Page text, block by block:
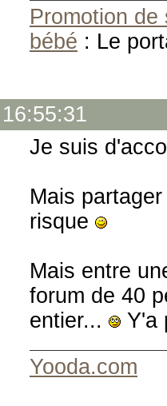
Promotion de
bébé : Le
Je suis
Mais
risque
Mais entre
forum de 40
entier...
Y'a
Yooda.com